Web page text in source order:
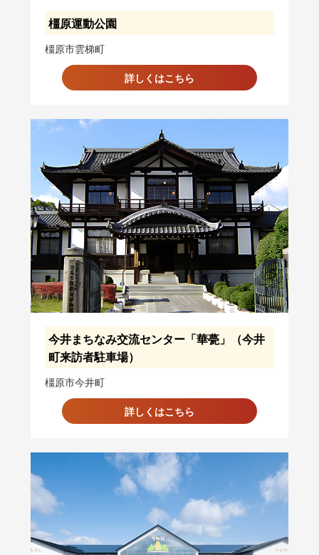
橿原運動公園
橿原市雲梯町
詳しくはこちら
今井まちなみ交流センター「華甍」（今井
町来訪者駐車場）
橿原市今井町
詳しくはこちら